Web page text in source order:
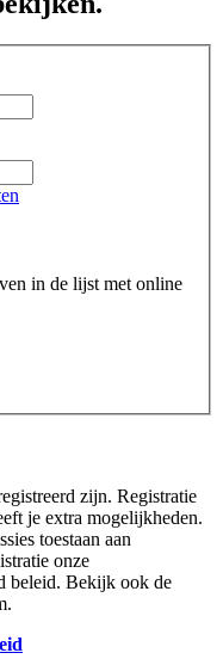
in de lijst met online
zijn. Registratie
je extra mogelijkheden.
toestaan aan
onze
beleid. Bekijk ook de